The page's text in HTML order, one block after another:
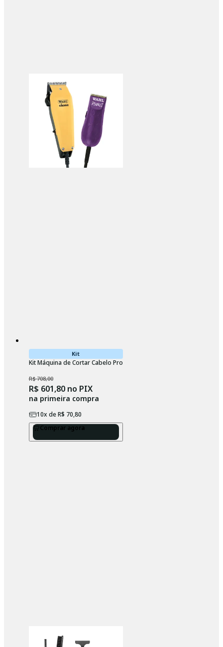
Kit
Kit Máquina de Cortar Cabelo Profissional Wahl Classic e Máquina
R$ 708,00
R$ 601,80no PIX
na primeira compra
10x deR$ 70,80
Comprar agora